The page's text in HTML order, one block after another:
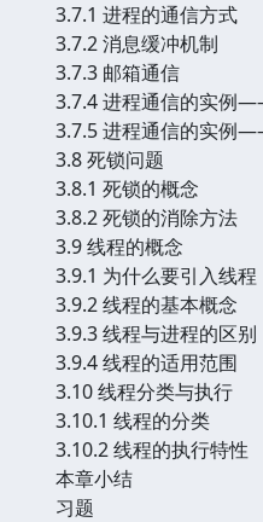
3.7.1 进程的通信方式
3.7.2 消息缓冲机制
3.7.3 邮箱通信
3.7.4 进程通信的实例
3.7.5 进程通信的实例
3.8 死锁问题
3.8.1 死锁的概念
3.8.2 死锁的消除方法
3.9 线程的概念
3.9.1 为什么要引入线程
3.9.2 线程的基本概念
3.9.3 线程与进程的区别
3.9.4 线程的适用范围
3.10 线程分类与执行
3.10.1 线程的分类
3.10.2 线程的执行特性
本章小结
习题